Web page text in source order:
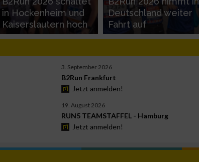
in Hockenheim und
Kaiserslautern hoch
Deutschland weiter
Fahrt auf
3. September 2026
B2Run Frankfurt
Jetzt anmelden!
19. August 2026
RUN5 TEAMSTAFFEL - Hamburg
Jetzt anmelden!